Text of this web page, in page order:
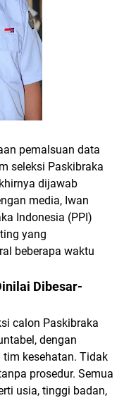
pemalsuan data
seleksi Paskibraka
dijawab
media, Iwan
Indonesia (PPI)
yang
beberapa waktu
Dibesar-
calon Paskibraka
, dengan
kesehatan. Tidak
prosedur. Semua
usia, tinggi badan,